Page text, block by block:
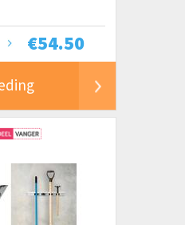
€54.50